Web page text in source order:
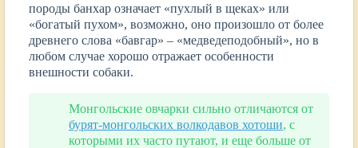
породы банхар означает «пухлый в щеках» или
«богатый пухом», возможно, оно произошло от более
древнего слова «бавгар» – «медведеподобный», но в
любом случае хорошо отражает особенности
внешности собаки.
Монгольские овчарки сильно отличаются от
бурят-монгольских волкодавов хотоши, с
которыми их часто путают, и еще больше от